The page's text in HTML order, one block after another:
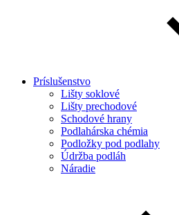
Príslušenstvo
Lišty soklové
Lišty prechodové
Schodové hrany
Podlahárska chémia
Podložky pod podlahy
Údržba podláh
Náradie